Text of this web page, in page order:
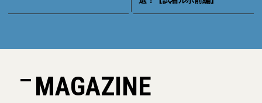
MAGAZINE